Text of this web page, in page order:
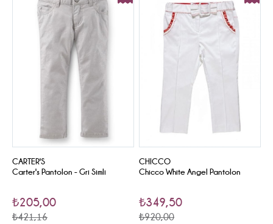
CARTER'S
Carter's Pantolon - Gri Simli
₺205,00
₺421,16
CHICCO
Chicco White Angel Pantolon
₺349,50
₺920,00